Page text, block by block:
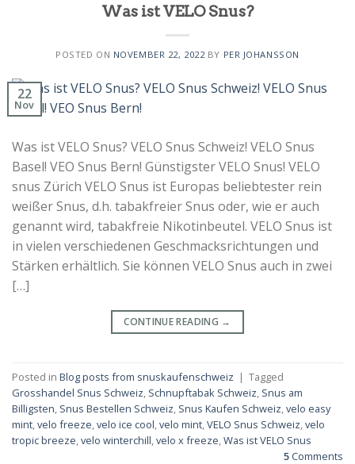
Was ist VELO Snus?
POSTED ON NOVEMBER 22, 2022BY PER JOHANSSON
22
Nov
Was ist VELO Snus? VELO Snus Schweiz! VELO Snus
Basel! VEO Snus Bern! Günstigster VELO Snus! VELO
snus Zürich VELO Snus ist Europas beliebtester rein
weißer Snus, d.h. tabakfreier Snus oder, wie er auch
genannt wird, tabakfreie Nikotinbeutel. VELO Snus ist
in vielen verschiedenen Geschmacksrichtungen und
Stärken erhältlich. Sie können VELO Snus auch in zwei
[…]
CONTINUE READING →
Posted in Blog posts from snuskaufenschweiz | Tagged
Grosshandel Snus Schweiz Schnupftabak Schweiz Snus am
Billigsten Snus Bestellen Schweiz Snus Kaufen Schweiz velo easy
mint velo freeze velo ice cool velo mint VELO Snus Schweiz velo
tropic breeze velo winterchill velo x freeze Was ist VELO Snus
5 Comments